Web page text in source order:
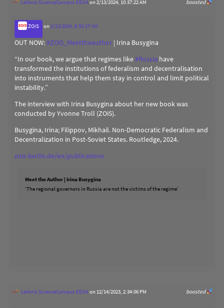
boosted
Leibniz ScienceCampus EEGAon 2/13/2024, 10:37:22 AM
ZOiS on2/13/2024, 8:53:27 AM
OUT NOW:#ZOiS_Meettheauthor | Irina Busygina
“In our book, we argue that regimes like#Russia have
transformed the institutions of federalism and decentralisation
into instruments that help them stay in control and limit political
instability.”
The interview with Irina Busygina about her new book was
conducted by Yvonne Troll (ZOiS).
Busygina, Irina; Filippov, Mikhail. Non-Democratic Federalism and
Decentralization in Post-Soviet States. Routledge, 2024.
zois-berlin.de/en/publications
Meet the Author | Irina Busygina
‘The regional governors in Russia are not the victims of the regime’
boosted
Leibniz ScienceCampus EEGAon 12/14/2023, 2:34:06 PM